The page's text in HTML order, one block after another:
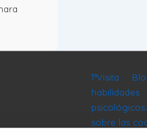
1ªVisita
habilidades
psicológicos
sobre las